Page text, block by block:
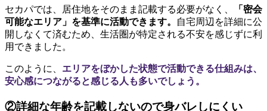
セカパでは、居住地をそのまま記載する必要がなく、
「密会
可能なエリア」を基準に活動できます。
自宅周辺を詳細に公
開しなくて済むため、生活圏が特定される不安を感じずに利
用できました。
このように、 エリアをぼかした状態で活動できる仕組みは、
安心感につながると感じる人も多いでしょう。
②詳細な年齢を記載しないので身バレしにくい